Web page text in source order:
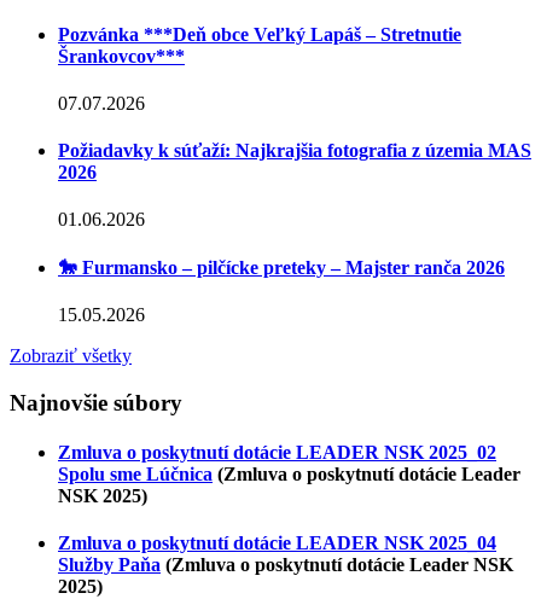
Pozvánka ***Deň obce Veľký Lapáš – Stretnutie
Šrankovcov***
07.07.2026
Požiadavky k súťaží: Najkrajšia fotografia z územia MAS
2026
01.06.2026
🐎 Furmansko – pilčícke preteky – Majster ranča 2026
15.05.2026
Zobraziť všetky
Najnovšie súbory
Zmluva o poskytnutí dotácie LEADER NSK 2025_02
Spolu sme Lúčnica (Zmluva o poskytnutí dotácie Leader
NSK 2025)
Zmluva o poskytnutí dotácie LEADER NSK 2025_04
Služby Paňa (Zmluva o poskytnutí dotácie Leader NSK
2025)